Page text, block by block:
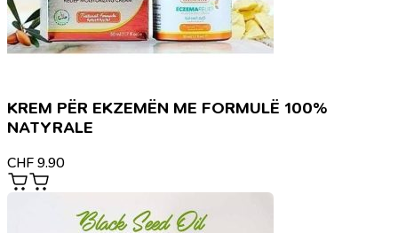
KREM PËR EKZEMËN ME FORMULË 100%
NATYRALE
CHF 9.90